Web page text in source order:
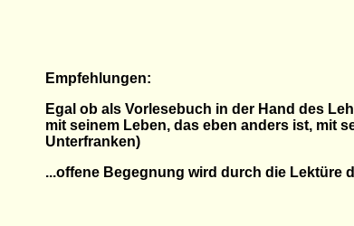
Empfehlungen:
Egal ob als Vorlesebuch in der Hand des
mit seinem Leben, das eben anders ist, mit
Unterfranken)
...offene Begegnung wird durch die Lektüre